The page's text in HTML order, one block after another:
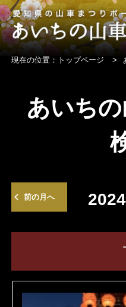
現在の位置： トップページ >
あいち
前の月へ